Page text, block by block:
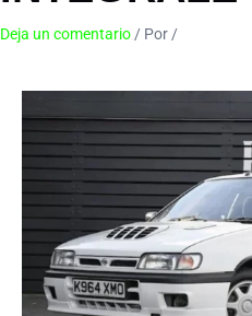
Deja un comentario / Por /